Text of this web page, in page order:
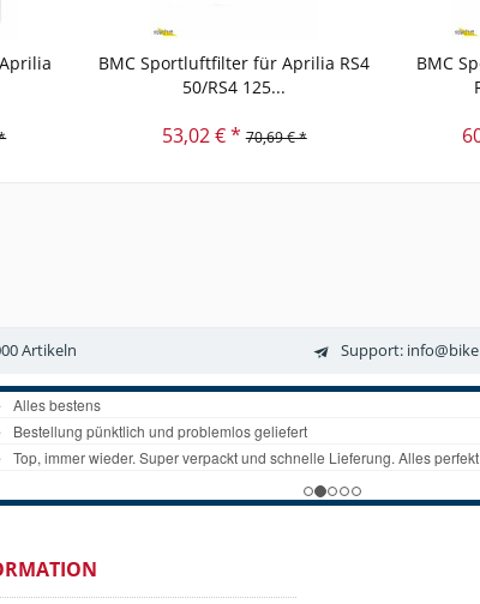
BMC Sportluftfilter für Aprilia RS4
50/RS4 125...
53,02 € * 70,69 € *
BMC
Artikeln Support: